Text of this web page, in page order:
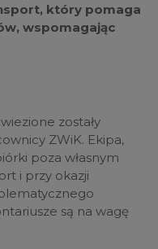
który pomaga
wspomagając
zostały
ZWiK. Ekipa,
poza własnym
i przy okazji
są na wagę